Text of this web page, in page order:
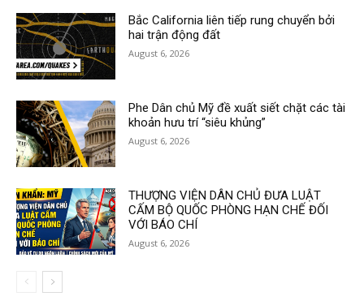
Bắc California liên tiếp rung chuyển bởi
hai trận động đất
August 6, 2026
Phe Dân chủ Mỹ đề xuất siết chặt các tài
khoản hưu trí “siêu khủng”
August 6, 2026
THƯỢNG VIỆN DÂN CHỦ ĐƯA LUẬT
CẤM BỘ QUỐC PHÒNG HẠN CHẾ ĐỐI
VỚI BÁO CHÍ
August 6, 2026